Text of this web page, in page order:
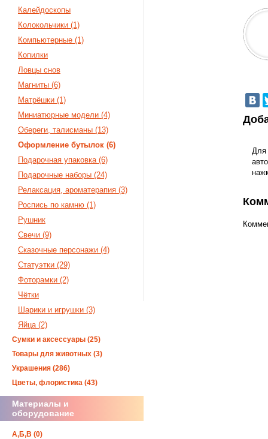
Для
Калейдоскопы
Колокольчики (1)
Компьютерные (1)
Копилки
Ловцы снов
Магниты (6)
Матрёшки (1)
Миниатюрные модели (4)
Обереги, талисманы (13)
Оформление бутылок (6)
Подарочная упаковка (6)
Подарочные наборы (24)
Релаксация, ароматерапия (3)
Роспись по камню (1)
Рушник
Свечи (9)
Сказочные персонажи (4)
Статуэтки (29)
Фоторамки (2)
Чётки
Шарики и игрушки (3)
Яйца (2)
Сумки и аксессуары (25)
Товары для животных (3)
Украшения (286)
Цветы, флористика (43)
Материалы и
оборудование
А,Б,В (0)